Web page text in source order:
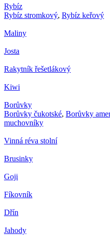
Rybíz
Rybíz stromkový, Rybíz keřový
Maliny
Josta
Rakytník řešetlákový
Kiwi
Borůvky
Borůvky čukotské, Borůvky
muchovníky
Vinná réva stolní
Brusinky
Goji
Fíkovník
Dřín
Jahody